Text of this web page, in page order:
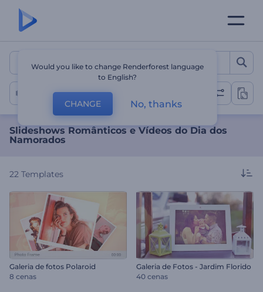
Slideshows Românticos
Slideshow de Amor
Slideshows Românticos e Vídeos do Dia dos
Namorados
22 Templates
Galeria de fotos Polaroid
8 cenas
Galeria de Fotos - Jardim Florido
40 cenas
Would you like to change Renderforest language
to English?
CHANGE No, thanks